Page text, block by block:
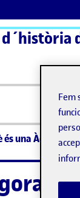
és una Àgora?
Fem